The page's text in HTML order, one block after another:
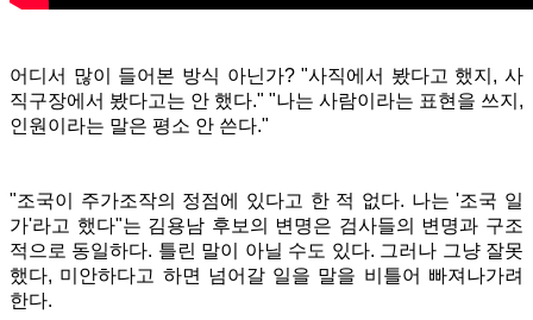
어디서 많이 들어본 방식 아닌가? "사직에서 봤다고 했지, 사
직구장에서 봤다고는 안 했다." "나는 사람이라는 표현을 쓰지,
인원이라는 말은 평소 안 쓴다."
"조국이 주가조작의 정점에 있다고 한 적 없다. 나는 '조국 일
가'라고 했다"는 김용남 후보의 변명은 검사들의 변명과 구조
적으로 동일하다. 틀린 말이 아닐 수도 있다. 그러나 그냥 잘못
했다, 미안하다고 하면 넘어갈 일을 말을 비틀어 빠져나가려
한다.